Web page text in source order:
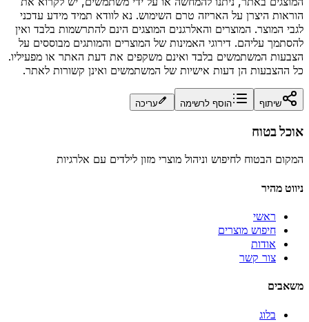
הוראות היצרן על האריזה טרם השימוש. נא לוודא תמיד מידע עדכני
לגבי המוצר. המוצרים והאלרגנים המוצגים הינם להתרשמות בלבד ואין
להסתמך עליהם. דירוגי האמינות של המוצרים והמותגים מבוססים על
הצבעות המשתמשים בלבד ואינם משקפים את דעת האתר או מפעיליו.
כל ההצבעות הן דעות אישיות של המשתמשים ואינן קשורות לאתר.
שיתוף הוסף לרשימה עריכה
אוכל בטוח
המקום הבטוח לחיפוש וניהול מוצרי מזון לילדים עם אלרגיות
ניווט מהיר
ראשי
חיפוש מוצרים
אודות
צור קשר
משאבים
בלוג